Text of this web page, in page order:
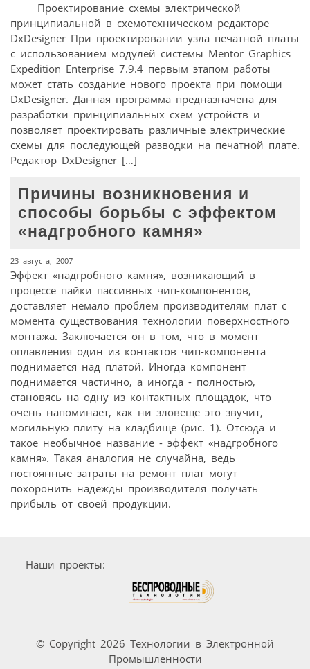
Проектирование схемы электрической
принципиальной в схемотехническом редакторе
DxDesigner При проектировании узла печатной платы
с использованием модулей системы Mentor Graphics
Expedition Enterprise 7.9.4 первым этапом работы
может стать создание нового проекта при помощи
DxDesigner. Данная программа предназначена для
разработки принципиальных схем устройств и
позволяет проектировать различные электрические
схемы для последующей разводки на печатной плате.
Редактор DxDesigner […]
Причины возникновения и
способы борьбы с эффектом
«надгробного камня»
23 августа, 2007
Эффект «надгробного камня», возникающий в
процессе пайки пассивных чип-компонентов,
доставляет немало проблем производителям плат с
момента существования технологии поверхностного
монтажа. Заключается он в том, что в момент
оплавления один из контактов чип-компонента
поднимается над платой. Иногда компонент
поднимается частично, а иногда - полностью,
становясь на одну из контактных площадок, что
очень напоминает, как ни зловеще это звучит,
могильную плиту на кладбище (рис. 1). Отсюда и
такое необычное название - эффект «надгробного
камня». Такая аналогия не случайна, ведь
постоянные затраты на ремонт плат могут
похоронить надежды производителя получать
прибыль от своей продукции.
Наши проекты:
© Copyright 2026 Технологии в Электронной
Промышленности